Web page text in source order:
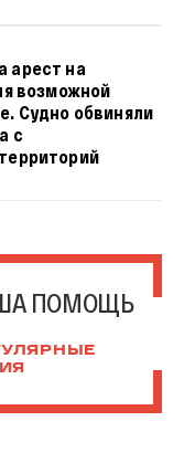
арест на
возможной
Судно обвиняли
с
ПОМОЩЬ